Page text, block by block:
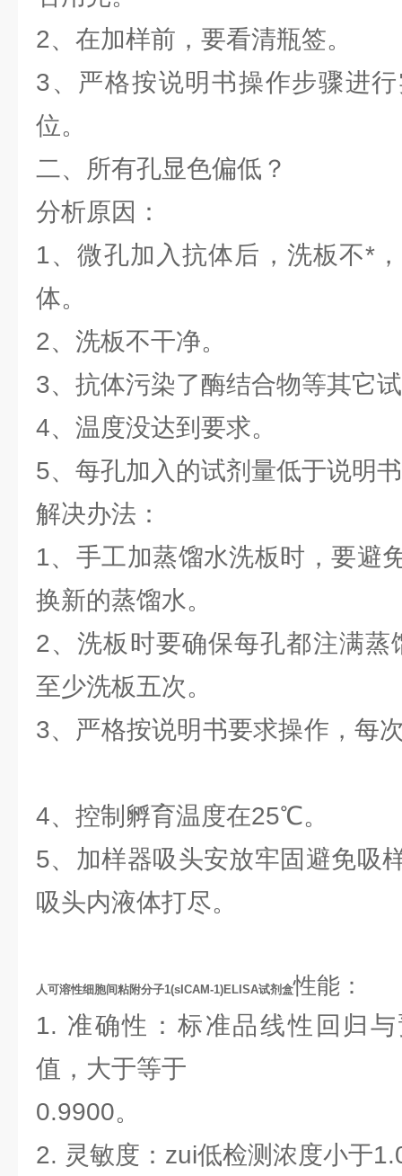
2、在加样前，要看清瓶签
3、严格按说明书操作步骤进
位。
二、所有孔显色偏低？
分析原因：
1、微孔加入抗体后，洗板不*
体。
2、洗板不干净。
3、抗体污染了酶结合物等
4、温度没达到要求。
5、每孔加入的试剂量低于说
解决办法：
1、手工加蒸馏水洗板时，要避
换新的蒸馏水。
2、洗板时要确保每孔都注满蒸
至少洗板五次。
3、严格按说明书要求操作，
4、控制孵育温度在25℃。
5、加样器吸头安放牢固避免吸
吸头内液体打尽。
人可溶性细胞间粘附分子1(sICAM-1)ELISA试剂盒性能：
1. 准确性：标准品线性回归
值，大于等于
0.9900。
2. 灵敏度：zui低检测浓度小于